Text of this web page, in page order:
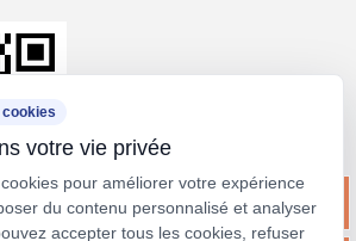
votre vie privée
pour améliorer votre expérience
du contenu personnalisé et analyser
accepter tous les cookies, refuser